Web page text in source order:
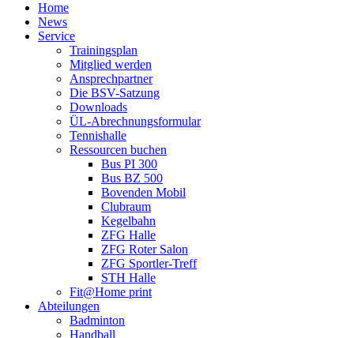
Home
News
Service
Trainingsplan
Mitglied werden
Ansprechpartner
Die BSV-Satzung
Downloads
ÜL-Abrechnungsformular
Tennishalle
Ressourcen buchen
Bus PI 300
Bus BZ 500
Bovenden Mobil
Clubraum
Kegelbahn
ZFG Halle
ZFG Roter Salon
ZFG Sportler-Treff
STH Halle
Fit@Home print
Abteilungen
Badminton
Handball